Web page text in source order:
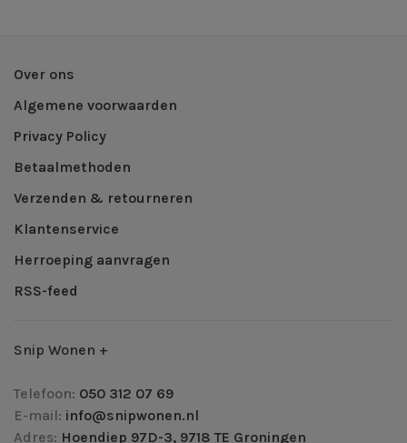
Over ons
Algemene voorwaarden
Privacy Policy
Betaalmethoden
Verzenden & retourneren
Klantenservice
Herroeping aanvragen
RSS-feed
Snip Wonen +
Telefoon: 050 312 07 69
E-mail: info@snipwonen.nl
Adres: Hoendiep 97D-3, 9718 TE Groningen